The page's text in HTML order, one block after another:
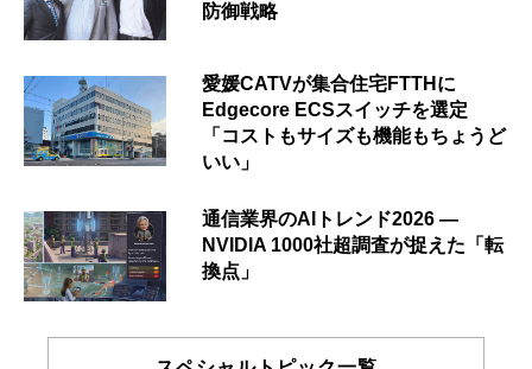
防御戦略
愛媛CATVが集合住宅FTTHに
Edgecore ECSスイッチを選定
「コストもサイズも機能もちょうど
いい」
通信業界のAIトレンド2026 ―
NVIDIA 1000社超調査が捉えた「転
換点」